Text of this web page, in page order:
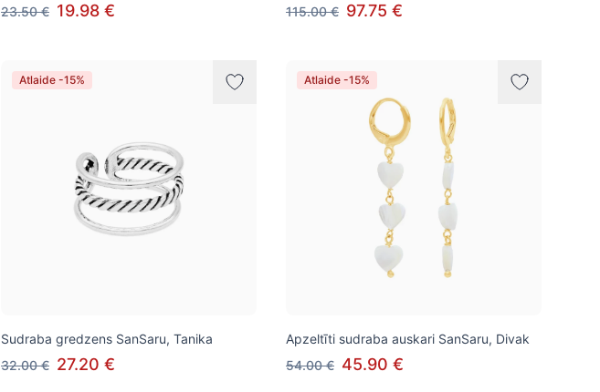
23.50 € 19.98 €
115.00 € 97.75 €
Atlaide -15%
Sudraba gredzens SanSaru, Tanika
32.00 € 27.20 €
Atlaide -15%
Apzeltīti sudraba auskari SanSaru, Divak
54.00 € 45.90 €